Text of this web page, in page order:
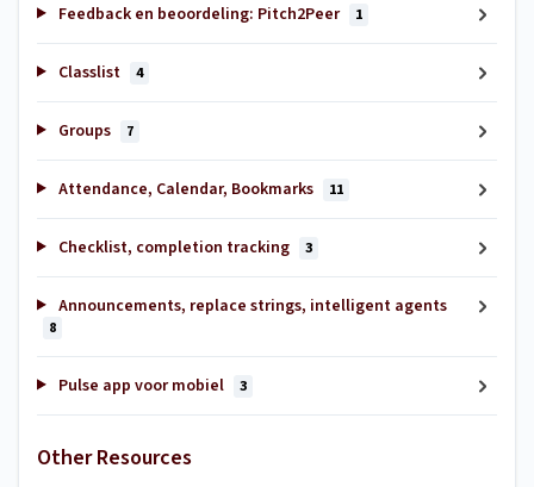
Feedback en beoordeling: Pitch2Peer 1
Classlist 4
Groups 7
Attendance, Calendar, Bookmarks 11
Checklist, completion tracking 3
Announcements, replace strings, intelligent agents
8
Pulse app voor mobiel 3
Other Resources